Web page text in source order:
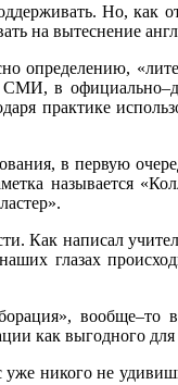
Но, как
на вытеснение
определению,
СМИ, в
практике
в первую
называется
Как написал
глазах
вообще–то
как выгодного для
никого не